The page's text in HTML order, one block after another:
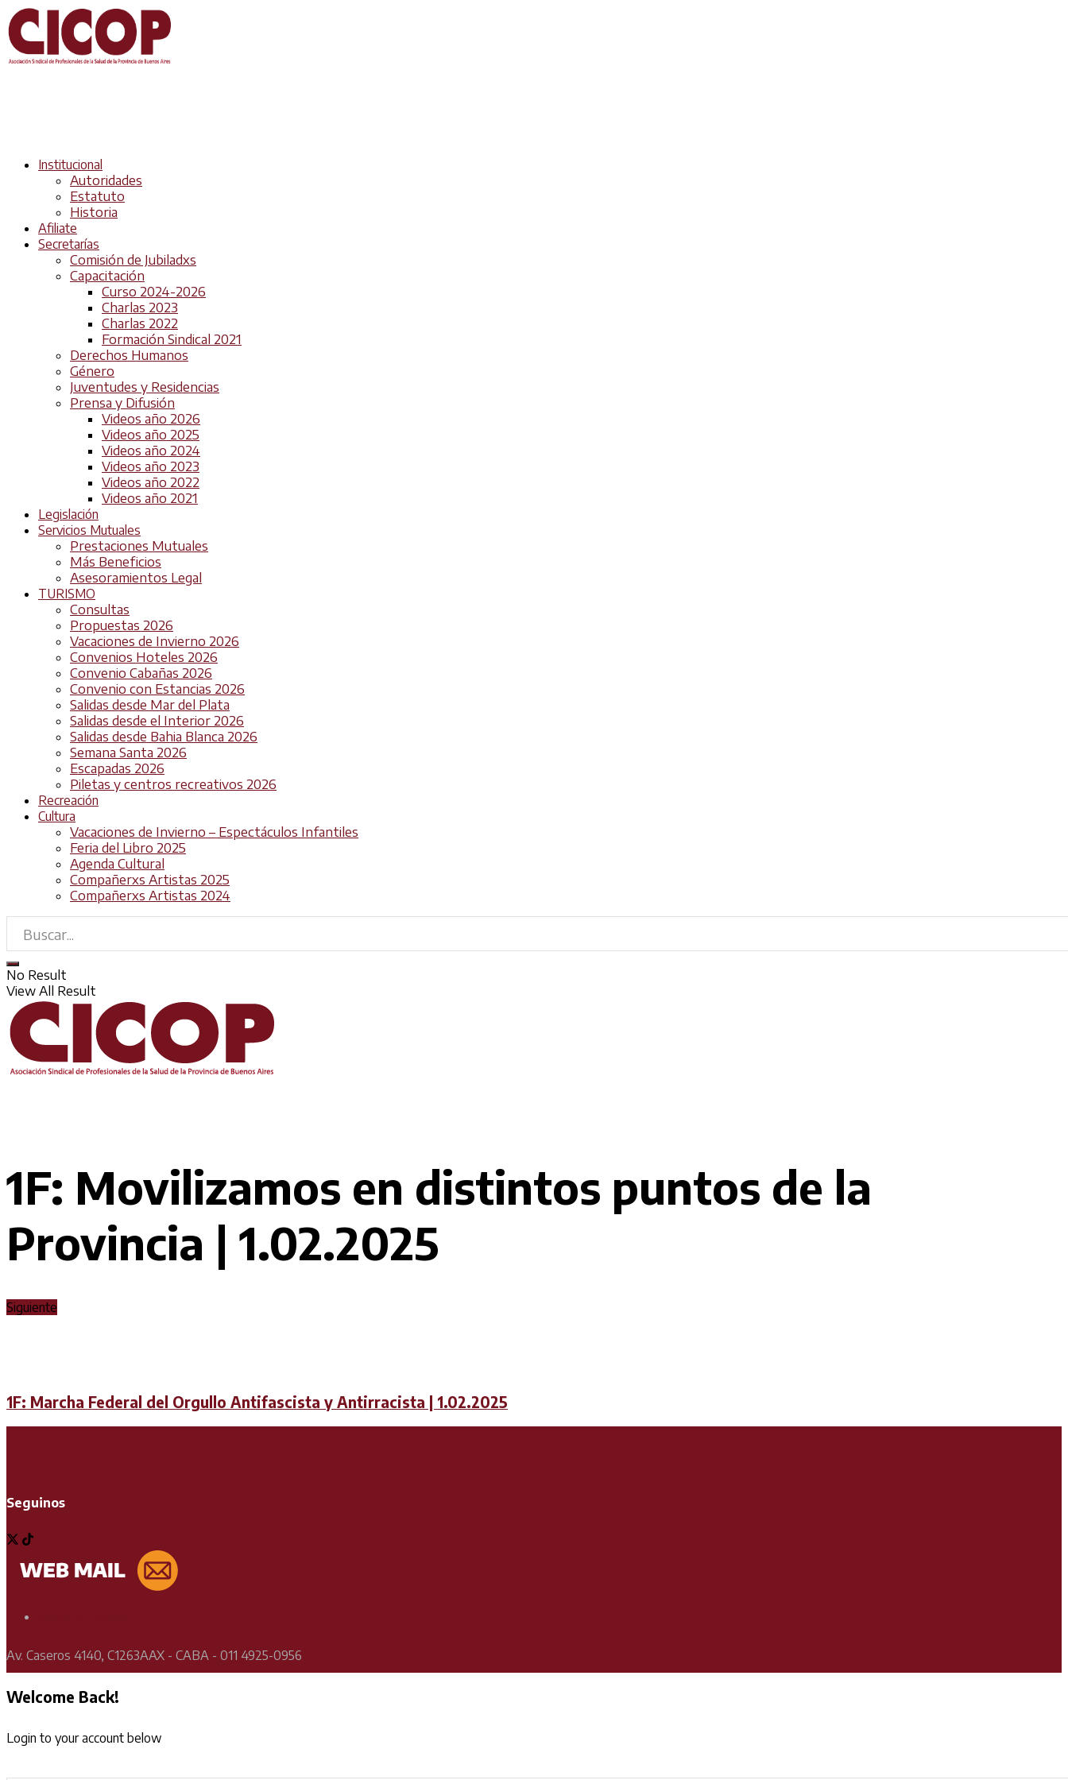
Institucional
Autoridades
Estatuto
Historia
Afiliate
Secretarías
Comisión de Jubiladxs
Capacitación
Curso 2024-2026
Charlas 2023
Charlas 2022
Formación Sindical 2021
Derechos Humanos
Género
Juventudes y Residencias
Prensa y Difusión
Videos año 2026
Videos año 2025
Videos año 2024
Videos año 2023
Videos año 2022
Videos año 2021
Legislación
Servicios Mutuales
Prestaciones Mutuales
Más Beneficios
Asesoramientos Legal
TURISMO
Consultas
Propuestas 2026
Vacaciones de Invierno 2026
Convenios Hoteles 2026
Convenio Cabañas 2026
Convenio con Estancias 2026
Salidas desde Mar del Plata
Salidas desde el Interior 2026
Salidas desde Bahia Blanca 2026
Semana Santa 2026
Escapadas 2026
Piletas y centros recreativos 2026
Recreación
Cultura
Vacaciones de Invierno – Espectáculos Infantiles
Feria del Libro 2025
Agenda Cultural
Compañerxs Artistas 2025
Compañerxs Artistas 2024
No Result
View All Result
1F: Movilizamos en distintos puntos de la
Provincia | 1.02.2025
Siguiente
1F: Marcha Federal del Orgullo Antifascista y Antirracista | 1.02.2025
Seguinos
Av. Caseros 4140, C1263AAX - CABA - 011 4925-0956
Welcome Back!
Login to your account below